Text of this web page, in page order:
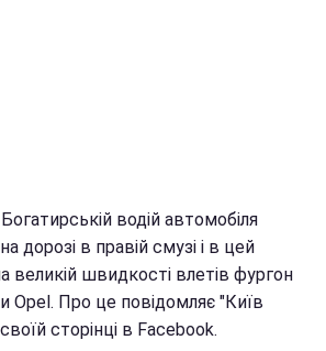
водій автомобіля
дорозі в правій смузі і в цей
великій швидкості влетів фургон
Opel. Про це повідомляє "Київ
сторінці в Facebook.